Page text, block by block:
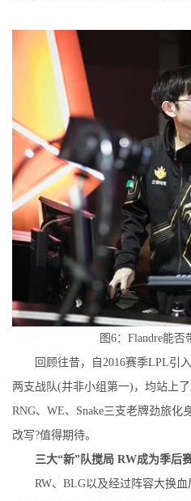
图6：Flandre能否
回顾往昔，自2016赛季LPL引入
两支战队(并非小组第一)，均站上
RNG、WE、Snake三支老牌劲旅
改写?值得期待。
三大“新”队搅局 RW成为季后
RW、BLG以及经过阵容大换血